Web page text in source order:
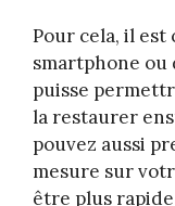
Pour cela, il est
smartphone ou
puisse
la restaurer
pouvez aussi
mesure sur
être plus